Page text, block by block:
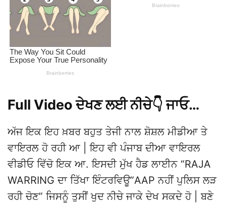
Full Video ਦੇਖਣ ਲਈ ਨੀਚੇ👇 ਜਾਓ…
ਅੱਜ ਇਕ ਇਹ ਖ਼ਬਰ ਬਹੁਤ ਤੇਜੀ ਨਾਲ ਸ਼ੋਸ਼ਲ ਮੀਡੀਆ ਤੇ
ਵਾਇਰਲ ਹੋ ਰਹੀ ਆ | ਇਹ ਵੀ ਪੰਜਾਬ ਦੀਆ ਵਾਇਰਲ
ਵੀਡੀਓ ਵਿੱਚੋ ਇਕ ਆ. ਇਸਦੀ ਮੁੱਖ ਹੈਡ ਲਾਈਨ “RAJA
WARRING ਦਾ ਤਿੱਖਾ ਇੰਟਰਵਿਊ”AAP ਨਹੀਂ ਪੁਲਿਸ ਲੜ
ਰਹੀ ਚੋਣ” ਜਿਸਨੂੰ ਤੁਸੀਂ ਖੁਦ ਨੀਚੇ ਜਾਕੇ ਦੇਖ ਸਕਦੇ ਹੋ | ਬਣੇ